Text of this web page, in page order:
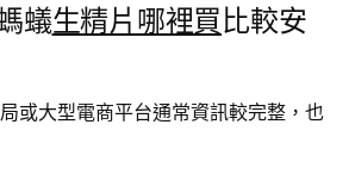
蟻生精片哪裡買比較安
或大型電商平台通常資訊較完整，也